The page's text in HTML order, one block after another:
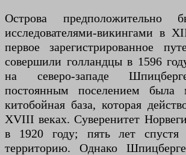
Острова предположительно
исследователями-викингами в
первое зарегистрированное
совершили голландцы в 1596
на северо-западе
постоянным поселением была
китобойная база, которая
XVIII веках. Суверенитет
в 1920 году; пять лет спустя
территорию. Однако